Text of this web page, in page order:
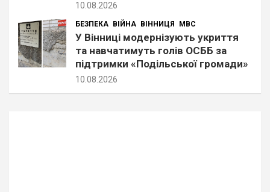
10.08.2026
БЕЗПЕКА ВІЙНА ВІННИЦЯ МВС
У Вінниці модернізують укриття
та навчатимуть голів ОСББ за
підтримки «Подільської громади»
10.08.2026